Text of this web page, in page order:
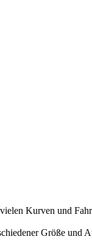
Kurven und
Größe und